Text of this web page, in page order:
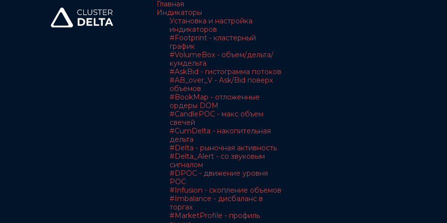
Главная
Индикаторы
Установка и настройка
индикаторов
#Footprint - кластерный
график
#VolumeBox - объем/дельта/
кумдельта
#AskBid - гистограмма потоков
#AB_over_V - Ask/Bid поверх
объемов
#BookMap - отложенные
ордеры DOM
#CandlePOC - макс объем
свечей
#CumDelta - накопительная
дельта
#Delta - рыночная активность
#Delta_Alert - со звуковым
сигналом
#DPOC - движение уровня
POC
#Infusion - скопление объемов
#Imbalance - дисбаланс в
торгах
#MarketProfile - профиль